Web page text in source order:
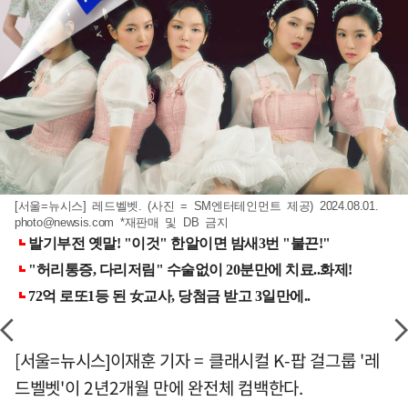
[서울=뉴시스] 레드벨벳. (사진 = SM엔터테인먼트 제공) 2024.08.01.
photo@newsis.com *재판매 및 DB 금지
[서울=뉴시스]이재훈 기자 = 클래시컬 K-팝 걸그룹 '레
드벨벳'이 2년2개월 만에 완전체 컴백한다.